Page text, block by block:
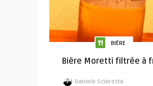
BIÈRE
Bière Moretti filtrée à
Daniele Sciarotta